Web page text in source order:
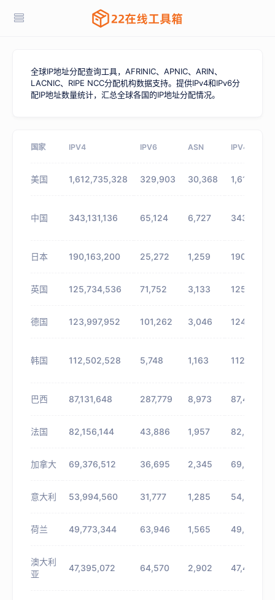
全球IP地址分配查询工具，AFRINIC、APNIC、ARIN、
LACNIC、RIPE NCC分配机构数据支持。提供IPv4和IPv6分
配IP地址数量统计，汇总全球各国的IP地址分配情况。
国家 IPV4 IPV6 ASN IPV4&IPV6
美国 1,612,735,328 329,903 30,368
中国 343,131,136 65,124 6,727
日本 190,163,200 25,272 1,259
英国 125,734,536 71,752 3,133
德国 123,997,952 101,262 3,046
韩国 112,502,528 5,748 1,163
巴西 87,131,648 287,779 8,973
法国 82,156,144 43,886 1,957
加拿大 69,376,512 36,695 2,345
意大利 53,994,560 31,777 1,285
荷兰 49,773,344 63,946 1,565
澳大利
亚
47,395,072 64,570 2,902